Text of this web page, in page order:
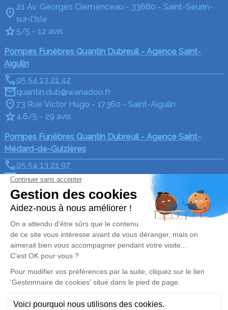
21 Av. Georges Clemenceau - 33660 - Saint-Seurin-
sur-l'Isle
5/5 - 12 avis
Pompes Funèbres Quantin Dubreuil - Agence Saint-
Aigulin
05 54 13 21 42
quantin.dub@wanadoo.fr
73 Rue Victor Hugo - 17360 - Saint-Aigulin
4.6/5 - 29 avis
Pompes Funèbres Quantin Dubreuil - Agence Saint-
Médard-de-Guizières
05 54 13 21 97
quantin.dub@wanadoo.fr
118 Rue de la République - 33230 - Saint-Médard-de-
Guizières
3.7/5 - 3 avis
Nos Services
Organiser des obsèques
Prévoir ses obsèques
Monuments funéraires
Services aux familles
Liens utiles
Avis de décès
Demande de rendez-vous